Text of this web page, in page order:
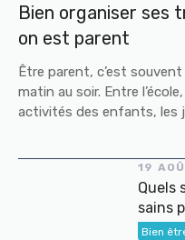
Bien organiser ses
on est parent
Être parent, c’est souvent
matin au soir. Entre
activités des enfants, les
19
Quels
sains
Bien